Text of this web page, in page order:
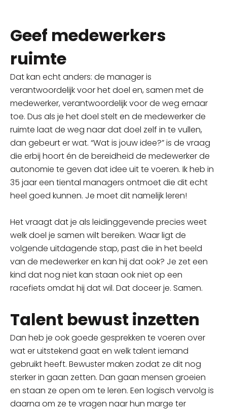
Geef medewerkers
ruimte
Dat kan echt anders: de manager is
verantwoordelijk voor het doel en, samen met de
medewerker, verantwoordelijk voor de weg ernaar
toe. Dus als je het doel stelt en de medewerker de
ruimte laat de weg naar dat doel zelf in te vullen,
dan gebeurt er wat. “Wat is jouw idee?” is de vraag
die erbij hoort én de bereidheid de medewerker de
autonomie te geven dat idee uit te voeren. Ik heb in
35 jaar een tiental managers ontmoet die dit echt
heel goed kunnen. Je moet dit namelijk leren!
Het vraagt dat je als leidinggevende precies weet
welk doel je samen wilt bereiken. Waar ligt de
volgende uitdagende stap, past die in het beeld
van de medewerker en kan hij dat ook? Je zet een
kind dat nog niet kan staan ook niet op een
racefiets omdat hij dat wil. Dat doceer je. Samen.
Talent bewust inzetten
Dan heb je ook goede gesprekken te voeren over
wat er uitstekend gaat en welk talent iemand
gebruikt heeft. Bewuster maken zodat ze dit nog
sterker in gaan zetten. Dan gaan mensen groeien
en staan ze open om te leren. Een logisch vervolg is
daarna om ze te vragen naar hun marge ter